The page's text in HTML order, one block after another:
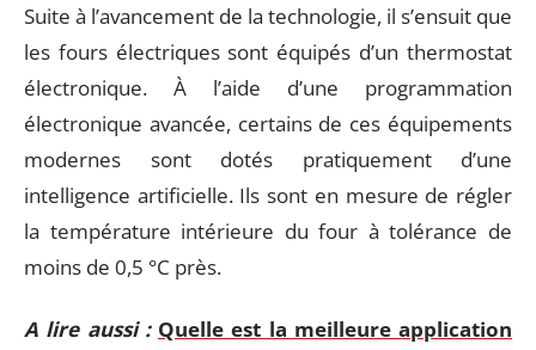
Suite à l’avancement de la technologie, il s’ensuit que
les fours électriques sont équipés d’un thermostat
électronique. À l’aide d’une programmation
électronique avancée, certains de ces équipements
modernes sont dotés pratiquement d’une
intelligence artificielle. Ils sont en mesure de régler
la température intérieure du four à tolérance de
moins de 0,5 °C près.
A lire aussi : Quelle est la meilleure application